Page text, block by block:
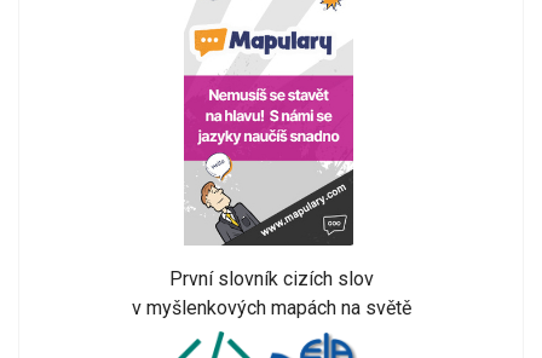
První slovník cizích slov
v myšlenkových mapách na světě